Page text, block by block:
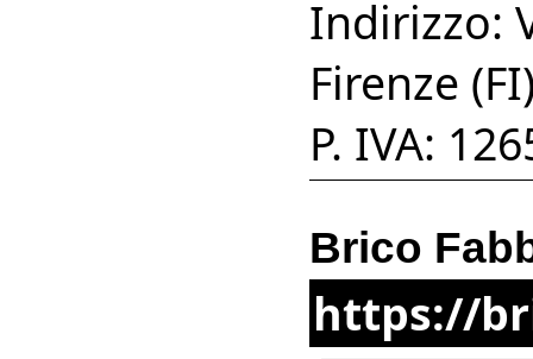
Indirizzo:
Firenze
P. IVA:
Brico
https://